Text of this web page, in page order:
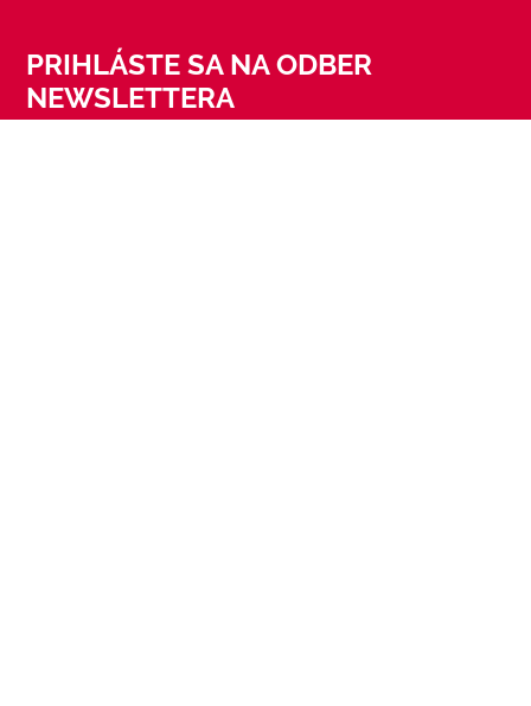
PRIHLÁSTE SA NA ODBER
NEWSLETTERA